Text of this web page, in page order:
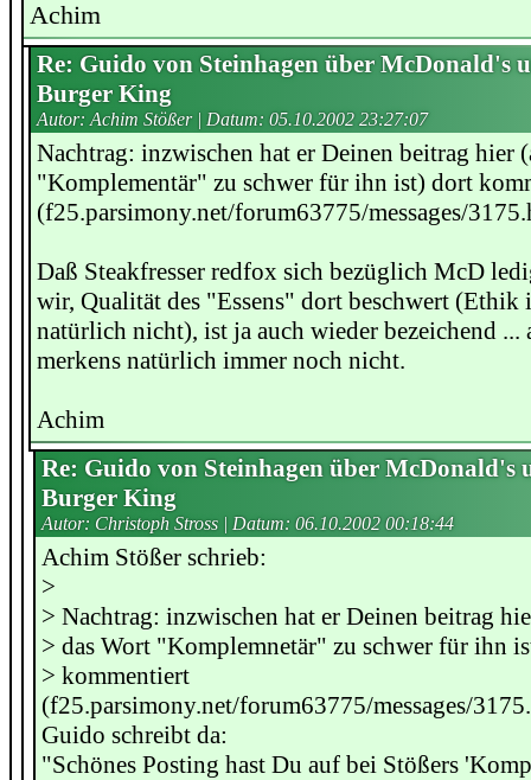
Achim
Re: Guido von Steinhagen über McDonald's
Burger King
Autor: Achim Stößer | Datum: 05.10.2002 23:27:07
Nachtrag: inzwischen hat er Deinen beitrag hier
"Komplementär" zu schwer für ihn ist) dort
(f25.parsimony.net/forum63775/messages/
Daß Steakfresser redfox sich bezüglich McD
wir, Qualität des "Essens" dort beschwert (Ethik
natürlich nicht), ist ja auch wieder bezeichend ...
merkens natürlich immer noch nicht.
Achim
Re: Guido von Steinhagen über McDonald's
Burger King
Autor: Christoph Stross | Datum: 06.10.2002 00:18:44
Achim Stößer schrieb:
>
> Nachtrag: inzwischen hat er Deinen beitrag
> das Wort "Komplemnetär" zu schwer für ihn
> kommentiert
(f25.parsimony.net/forum63775/messages/
Guido schreibt da:
"Schönes Posting hast Du auf bei Stößers